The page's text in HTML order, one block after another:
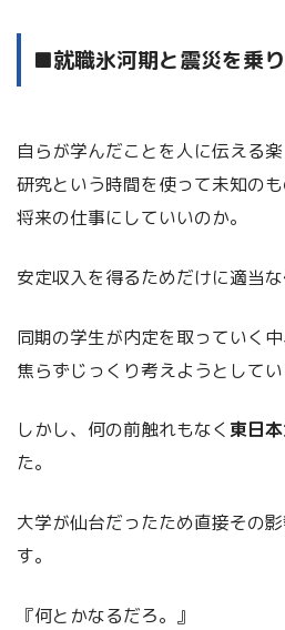
■就職氷河期と震災を乗
自らが学んだことを人に伝える
研究という時間を使って未知の
将来の仕事にしていいのか。
安定収入を得るためだけに適当
同期の学生が内定を取っていく
焦らずじっくり考えようとしてい
しかし、何の前触れもなく 東日
た。
大学が仙台だったため直接その
す。
『何とかなるだろ。』